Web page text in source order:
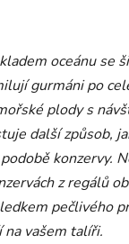
oceánu se
gurmáni po
plody s
další způsob,
konzervy.
z regálů
pečlivého
na vašem talíři.